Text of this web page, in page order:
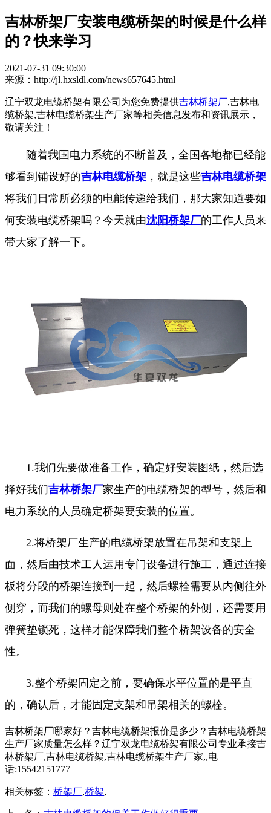
吉林桥架厂安装电缆桥架的时候是什么样
的？快来学习
2021-07-31 09:30:00
来源：http://jl.hxsldl.com/news657645.html
辽宁双龙电缆桥架有限公司为您免费提供吉林桥架厂,吉林电
缆桥架,吉林电缆桥架生产厂家等相关信息发布和资讯展示，
敬请关注！
随着我国电力系统的不断普及，全国各地都已经能
够看到铺设好的吉林电缆桥架 ，就是这些吉林电缆桥架
将我们日常所必须的电能传递给我们，那大家知道要如
何安装电缆桥架吗？今天就由沈阳桥架厂的工作人员来
带大家了解一下。
1.我们先要做准备工作，确定好安装图纸，然后选
择好我们吉林桥架厂家生产的电缆桥架的型号，然后和
电力系统的人员确定桥架要安装的位置。
2.将桥架厂生产的电缆桥架放置在吊架和支架上
面，然后由技术工人运用专门设备进行施工，通过连接
板将分段的桥架连接到一起，然后螺栓需要从内侧往外
侧穿，而我们的螺母则处在整个桥架的外侧，还需要用
弹簧垫锁死，这样才能保障我们整个桥架设备的安全
性。
3.整个桥架固定之前，要确保水平位置的是平直
的，确认后，才能固定支架和吊架相关的螺栓。
吉林桥架厂哪家好？吉林电缆桥架报价是多少？吉林电缆桥架
生产厂家质量怎么样？辽宁双龙电缆桥架有限公司专业承接吉
林桥架厂,吉林电缆桥架,吉林电缆桥架生产厂家,,电
话:15542151777
相关标签： 桥架厂,桥架,